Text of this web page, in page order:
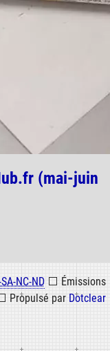
(mai-juin
NC-ND ⬜ Émissions
Propulsé par Dotclear